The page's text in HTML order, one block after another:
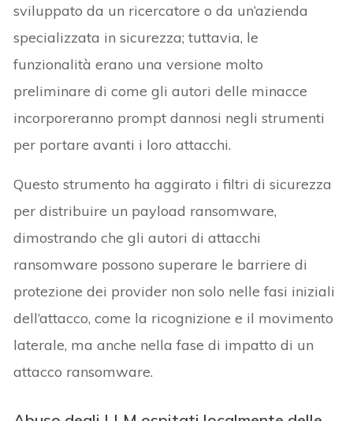
sviluppato da un ricercatore o da un’azienda
specializzata in sicurezza; tuttavia, le
funzionalità erano una versione molto
preliminare di come gli autori delle minacce
incorporeranno prompt dannosi negli strumenti
per portare avanti i loro attacchi.
Questo strumento ha aggirato i filtri di sicurezza
per distribuire un payload ransomware,
dimostrando che gli autori di attacchi
ransomware possono superare le barriere di
protezione dei provider non solo nelle fasi iniziali
dell’attacco, come la ricognizione e il movimento
laterale, ma anche nella fase di impatto di un
attacco ransomware.